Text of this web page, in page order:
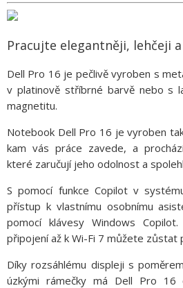
Pracujte elegantněji, lehčeji
Dell Pro 16 je pečlivě vyroben s
v platinově stříbrné barvě nebo s
magnetitu.
Notebook Dell Pro 16 je vyroben
kam vás práce zavede, a
které zaručují jeho odolnost a
S pomocí funkce Copilot v
přístup k vlastnímu osobnímu
pomocí klávesy Windows
připojení až k Wi-Fi 7 můžete zůstat
Díky rozsáhlému displeji s
úzkými rámečky má Dell Pro